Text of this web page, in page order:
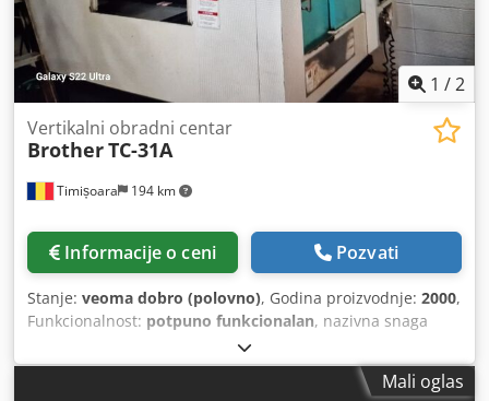
1 /2
Timișoara 194 km
Vertikalni obradni centar
BrotherTC-31A
Informacije o ceni Pozvati
Stanje: veoma dobro (polovno), Godina proizvodnje: 2000,
Funkcionalnost: potpuno funkcionalan, nazivna snaga
, broj vretena:
CNC BROTHER TC - 31A 3 OSE Dedpfx Ajyh Rp Ioqcjwa
ROTACIONA STOLICA SA HIDRAULIČKOM STANICOM BEZ
Mali oglas